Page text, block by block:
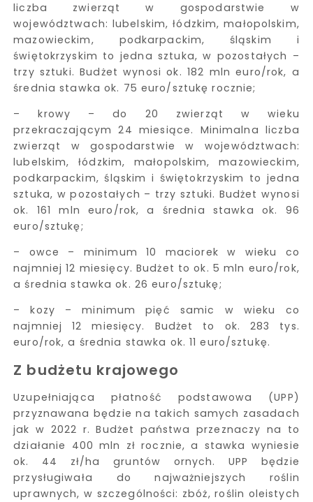
liczba zwierząt w gospodarstwie w
województwach: lubelskim, łódzkim, małopolskim,
mazowieckim, podkarpackim, śląskim i
świętokrzyskim to jedna sztuka, w pozostałych –
trzy sztuki. Budżet wynosi ok. 182 mln euro/rok, a
średnia stawka ok. 75 euro/sztukę rocznie;
– krowy – do 20 zwierząt w wieku
przekraczającym 24 miesiące. Minimalna liczba
zwierząt w gospodarstwie w województwach:
lubelskim, łódzkim, małopolskim, mazowieckim,
podkarpackim, śląskim i świętokrzyskim to jedna
sztuka, w pozostałych – trzy sztuki. Budżet wynosi
ok. 161 mln euro/rok, a średnia stawka ok. 96
euro/sztukę;
– owce – minimum 10 maciorek w wieku co
najmniej 12 miesięcy. Budżet to ok. 5 mln euro/rok,
a średnia stawka ok. 26 euro/sztukę;
– kozy – minimum pięć samic w wieku co
najmniej 12 miesięcy. Budżet to ok. 283 tys.
euro/rok, a średnia stawka ok. 11 euro/sztukę.
Z budżetu krajowego
Uzupełniająca płatność podstawowa (UPP)
przyznawana będzie na takich samych zasadach
jak w 2022 r. Budżet państwa przeznaczy na to
działanie 400 mln zł rocznie, a stawka wyniesie
ok. 44 zł/ha gruntów ornych. UPP będzie
przysługiwała do najważniejszych roślin
uprawnych, w szczególności: zbóż, roślin oleistych